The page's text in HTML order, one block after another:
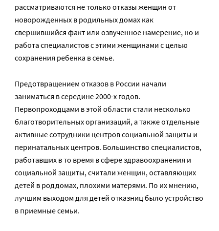
рассматриваются не только отказы женщин от
новорожденных в родильных домах как
свершившийся факт или озвученное намерение, но и
работа специалистов с этими женщинами с целью
сохранения ребенка в семье.
Предотвращением отказов в России начали
заниматься в середине 2000-х годов.
Первопроходцами в этой области стали несколько
благотворительных организаций, а также отдельные
активные сотрудники центров социальной защиты и
перинатальных центров. Большинство специалистов,
работавших в то время в сфере здравоохранения и
социальной защиты, считали женщин, оставляющих
детей в роддомах, плохими матерями. По их мнению,
лучшим выходом для детей отказниц было устройство
в приемные семьи.